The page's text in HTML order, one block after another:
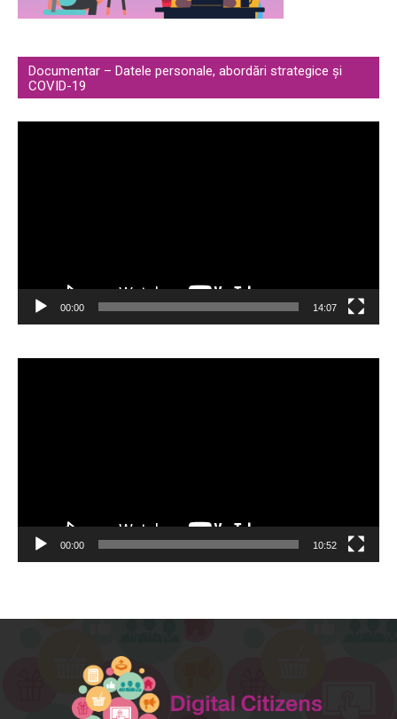
Documentar – Datele personale, abordări strategice și
COVID-19
00:00 14:07
00:00 10:52